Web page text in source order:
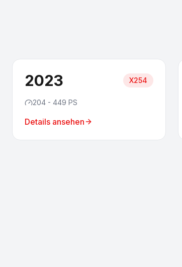
2023 X254
204 - 449 PS
Details ansehen